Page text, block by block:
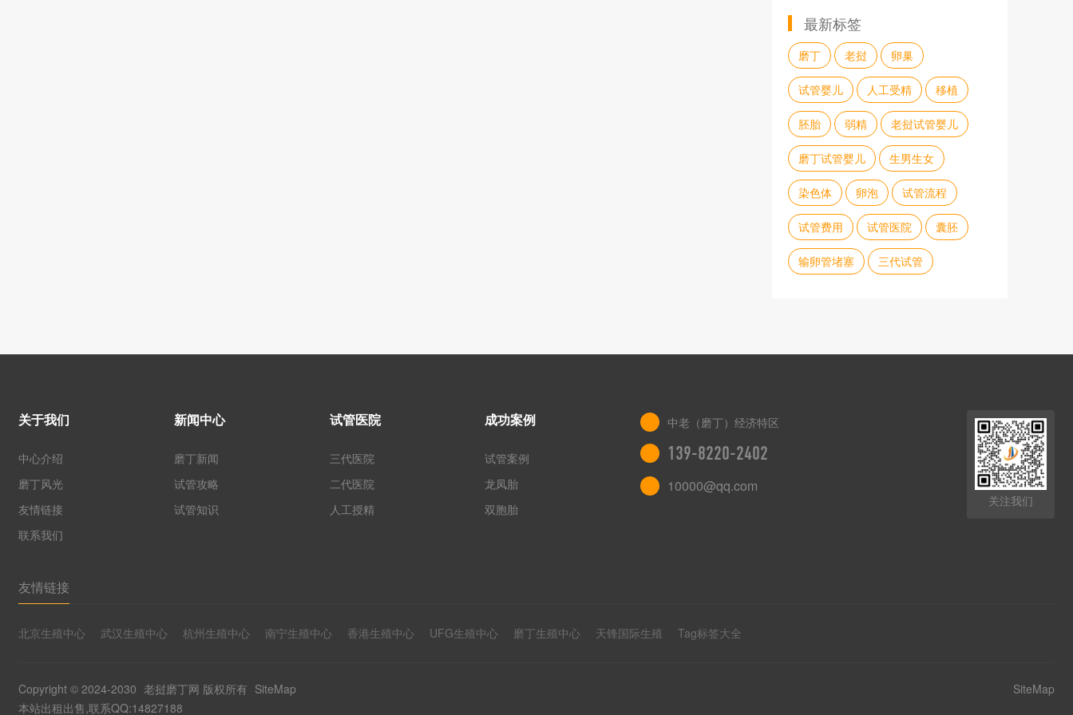
最新标签
磨丁 老挝 卵巢
试管婴儿 人工受精 移植
胚胎 弱精 老挝试管婴儿
磨丁试管婴儿 生男生女
染色体 卵泡 试管流程
试管费用 试管医院 囊胚
输卵管堵塞 三代试管
关于我们
中心介绍
磨丁风光
友情链接
联系我们
新闻中心
磨丁新闻
试管攻略
试管知识
试管医院
三代医院
二代医院
人工授精
成功案例
试管案例
龙凤胎
双胞胎
中老（磨丁）经济特区
139-8220-2402
10000@qq.com
关注我们
友情链接
北京生殖中心 武汉生殖中心 杭州生殖中心 南宁生殖中心 香港生殖中心 UFG生殖中心 磨丁生殖中心 天锋国际生殖 Tag标签大全
Copyright © 2024-2030 老挝磨丁网 版权所有 SiteMap
本站出租出售,联系QQ:14827188
SiteMap